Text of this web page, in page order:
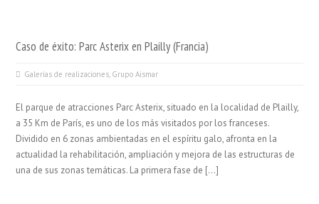
Caso de éxito: Parc Asterix en Plailly (Francia)
Galerías de realizaciones, Grupo Aismar
El parque de atracciones Parc Asterix, situado en la localidad de Plailly,
a 35 Km de París, es uno de los más visitados por los franceses.
Dividido en 6 zonas ambientadas en el espíritu galo, afronta en la
actualidad la rehabilitación, ampliación y mejora de las estructuras de
una de sus zonas temáticas. La primera fase de […]